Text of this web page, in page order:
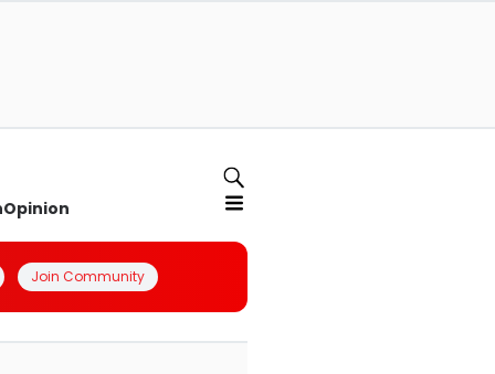
Opinion
Join Community